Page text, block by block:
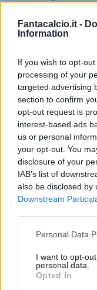
Fantacalcio.it -
Information
If you wish to opt-
processing of your
targeted advertising
section to confirm
opt-out request is
interest-based ads
us or personal
your opt-out. You
disclosure of your
IAB’s list of
also be disclosed by
Downstream
Personal Data
I want to opt-
personal data.
Opted In
nella 26ª
Cesare Prandelli.
Bonaventura,
domenica 7,
Parma alle ore
Chi giocherà,
dovesse
particolar modo
schierare uno
alternativa,
questa stagione,
supporto al
Kokorin,che
essere